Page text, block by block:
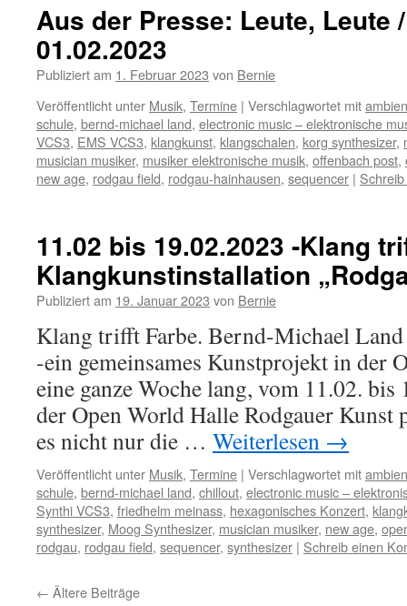
Aus der Presse: Leute, Leute
01.02.2023
Publiziert am 1. Februar 2023 von Bernie
Veröffentlicht unter Musik, Termine | Verschlagwortet mit
schule, bernd-michael land, electronic music – elektronische
VCS3, EMS VCS3, klangkunst, klangschalen, korg synthesizer,
musician musiker, musiker elektronische musik, offenbach post,
new age, rodgau field, rodgau-hainhausen, sequencer |
11.02 bis 19.02.2023 -Klang
Klangkunstinstallation
Publiziert am 19. Januar 2023 von Bernie
Klang trifft Farbe. Bernd-Michael
-ein gemeinsames Kunstprojekt in der
eine ganze Woche lang, vom 11.02.
der Open World Halle Rodgauer Kunst
es nicht nur die … Weiterlesen →
Veröffentlicht unter Musik, Termine | Verschlagwortet mit
schule, bernd-michael land, chillout, electronic music –
Synthi VCS3, friedhelm meinass, hexagonisches Konzert,
synthesizer, Moog Synthesizer, musician musiker, new age,
rodgau, rodgau field, sequencer, synthesizer | Schreib einen
← Ältere Beiträge